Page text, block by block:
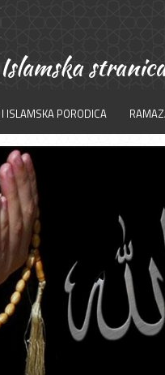
ISLAMSKA PORODICA